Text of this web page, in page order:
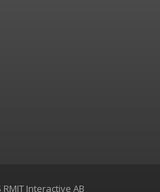
RMIT Interactive AB